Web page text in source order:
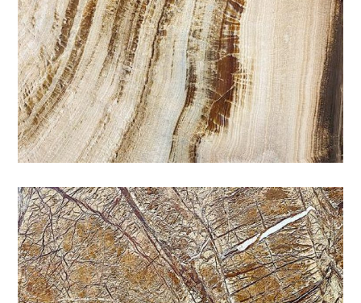
夏沐漱石 II
咖啡 / 石材色系